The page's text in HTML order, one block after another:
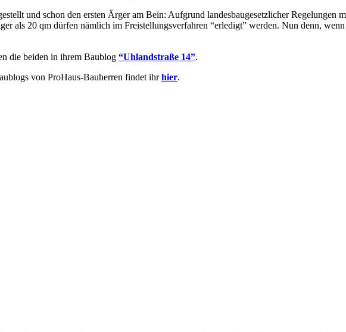
und schon den ersten Ärger am Bein: Aufgrund landesbaugesetzlicher Regelungen
als 20 qm dürfen nämlich im Freistellungsverfahren “erledigt” werden. Nun denn,
die beiden in ihrem Baublog “Uhlandstraße 14”.
von ProHaus-Bauherren findet ihrhier.